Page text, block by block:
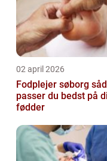
02 april 2026
Fodplejer søborg sådan
passer du bedst på
fødder